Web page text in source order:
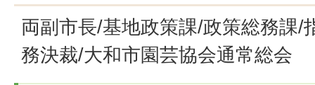
両副市長/基地政策課/政策総務課/
務決裁/大和市園芸協会通常総会